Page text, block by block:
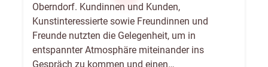
Oberndorf. Kundinnen und Kunden,
Kunstinteressierte sowie Freundinnen und
Freunde nutzten die Gelegenheit, um in
entspannter Atmosphäre miteinander ins
Gespräch zu kommen und einen…